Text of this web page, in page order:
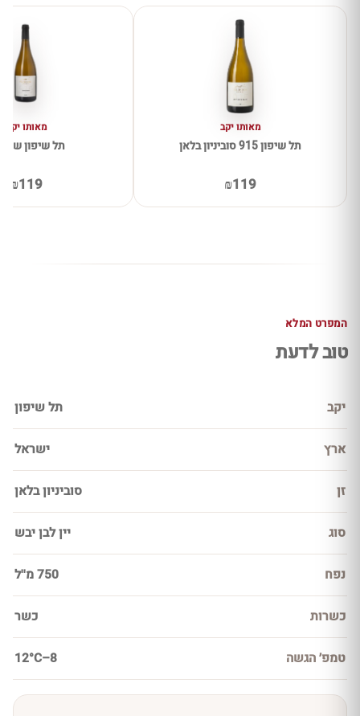
מאותו יקב
תל שיפון 915 סוביניון בלאן
₪119
מאותו יקב
תל שיפון
₪119
המפרט המלא
טוב לדעת
יקב תל שיפון
ארץ ישראל
זן סוביניון בלאן
סוג יין לבן יבש
נפח 750 מ''ל
כשרות כשר
טמפ׳ הגשה 8–12°C